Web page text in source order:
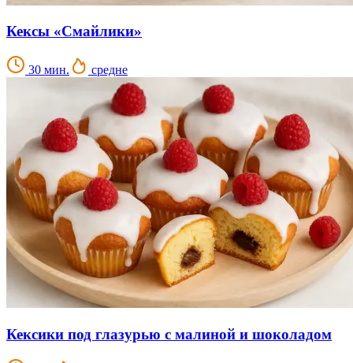
Кексы «Смайлики»
30 мин. средне
Кексики под глазурью с малиной и шоколадом